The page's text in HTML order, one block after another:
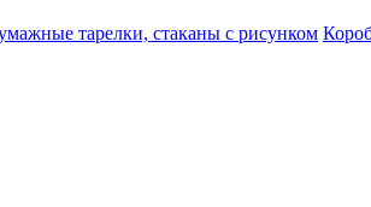
тарелки, стаканы с рисунком